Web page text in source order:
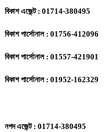
বিকাশ এজেন্ট : 01714-380495
বিকাশ পার্সোনাল : 01756-412096
বিকাশ পার্সোনাল : 01557-421901
বিকাশ পার্সোনাল : 01952-162329
নগদ এজেন্ট : 01714-380495